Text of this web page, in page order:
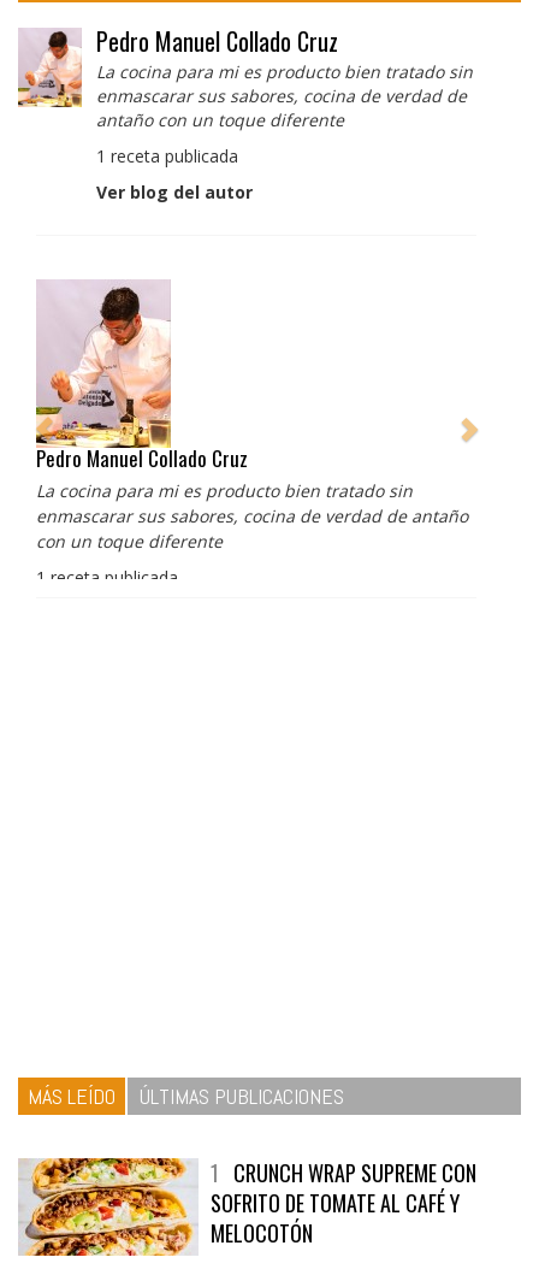
Pedro Manuel Collado Cruz
La cocina para mi es producto bien tratado sin
enmascarar sus sabores, cocina de verdad de
antaño con un toque diferente
1 receta publicada
Ver blog del autor
Pedro Manuel Collado Cruz
La cocina para mi es producto bien tratado sin
enmascarar sus sabores, cocina de verdad de antaño
con un toque diferente
1 receta publicada
1CRUNCH WRAP SUPREME CON
SOFRITO DE TOMATE AL CAFÉ Y